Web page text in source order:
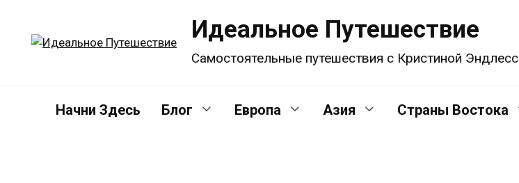
содержанию
Идеальное Путешествие
Самостоятельные путешествия с Кристиной Эндлесс
Начни Здесь Блог Европа Азия Страны Востока